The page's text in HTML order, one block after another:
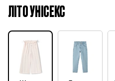
ЛІТО УНІСЕКС